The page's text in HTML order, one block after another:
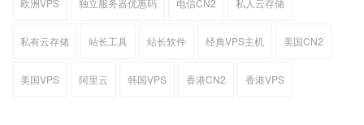
欧洲VPS 独立服务器优惠码 电信CN2 私人云存储
私有云存储 站长工具 站长软件 经典VPS主机 美国CN2
美国VPS 阿里云 韩国VPS 香港CN2 香港VPS